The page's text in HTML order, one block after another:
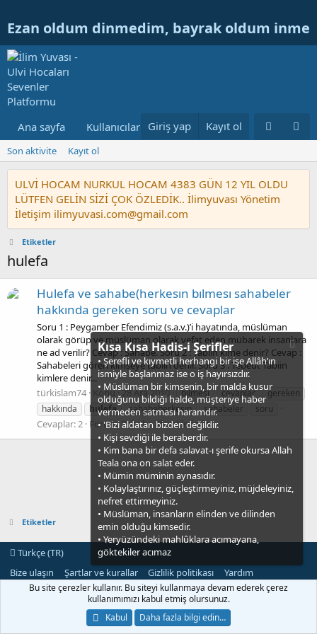
Ezan oldum dinmedim, bayrak oldum
Ana sayfa Kullanıcılar Ulvi Hocanın Konuları
Giriş yap Kayıt ol
Son aktivite Kayıt ol
ULVİ HOCAM NURKUL HOCAM 4383 GÜN 12 YIL OLDU
LÜTFEN GELİN SİZİ ÇOK ÖZLEDİK.. İlimyuvası Yönetim
İletişim ilimyuvasi.com@gmail.com
Etiketler
hulefa
Hulefa ve sahabe(herkesın bılmesı sahabeler
hakkında gereken soru ve cevaplar
Soru 1 : Peygamber Efendimiz (s.a.v.)’i hayatında, müslüman
olarak görüp ve müslüman olarak vefat eden mübarek insanlara
ne ad verilir? Cevap : Sahabe. Soru 2 : Tabiin kime denir? Cevap :
Sahabeleri gören kimseye tabiin denir. Soru 3 : Tebeut Tabiin
kimlere denir...
türkislam74
Konu 28 Ara 2010 bılmesı cevaplar
gereken
hakkında
hulefa sahabeherkesın sahabeler soru
Cevaplar: 2 Forum:Sahabe Efendilerimiz
Etiketler
Türkçe (TR)
Bize ulaşın
Şartlar ve kurallar Gizlilik politikası
Yardım
Ana sayfa
R
Community platform by XenForo ® © 2010-2021 XenForo Ltd.
[XGT] Forum statistics system- XenGenTr
Kısa Kısa Hadis-i Şerifler
• Şerefli ve kıymetli herhangi bir işe Allâh’ın
ismiyle başlanmaz ise o iş hayırsızdır.
• Müslüman bir kimsenin, bir malda kusur
olduğunu bildiği halde, müşteriye haber
vermeden satması haramdır.
• 'Bizi aldatan bizden değildir.
• Kişi sevdiği ile beraberdir.
• Kim bana bir defa salavat-ı şerife okursa Allah
Teala ona on salat eder.
• Mümin müminin aynasıdır.
• Kolaylaştırınız, güçleştirmeyiniz, müjdeleyiniz,
nefret ettirmeyiniz.
• Müslüman, insanların elinden ve dilinden
emin olduğu kimsedir.
• Yeryüzündeki mahlûklara acımayana,
göktekiler acımaz
Bu site çerezler kullanır. Bu siteyi kullanmaya devam ederek çerez
kullanımımızı kabul etmiş olursunuz.
Kabul
Daha fazla bilgi edin…